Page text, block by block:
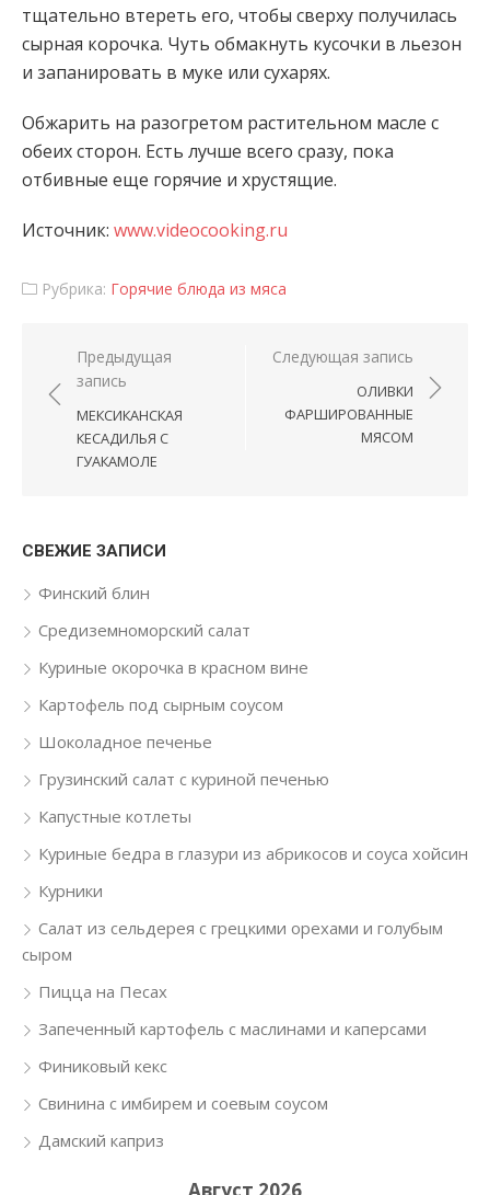
тщательно втереть его, чтобы сверху получилась
сырная корочка. Чуть обмакнуть кусочки в льезон
и запанировать в муке или сухарях.
Обжарить на разогретом растительном масле с
обеих сторон. Есть лучше всего сразу, пока
отбивные еще горячие и хрустящие.
Источник: www.videocooking.ru
Рубрика: Горячие блюда из мяса
Навигация по записям
Предыдущая
запись
МЕКСИКАНСКАЯ
КЕСАДИЛЬЯ С
ГУАКАМОЛЕ
Следующая запись
ОЛИВКИ
ФАРШИРОВАННЫЕ
МЯСОМ
СВЕЖИЕ ЗАПИСИ
Финский блин
Средиземноморский салат
Куриные окорочка в красном вине
Картофель под сырным соусом
Шоколадное печенье
Грузинский салат с куриной печенью
Капустные котлеты
Куриные бедра в глазури из абрикосов и соуса хойсин
Курники
Салат из сельдерея с грецкими орехами и голубым
сыром
Пицца на Песах
Запеченный картофель с маслинами и каперсами
Финиковый кекс
Свинина с имбирем и соевым соусом
Дамский каприз